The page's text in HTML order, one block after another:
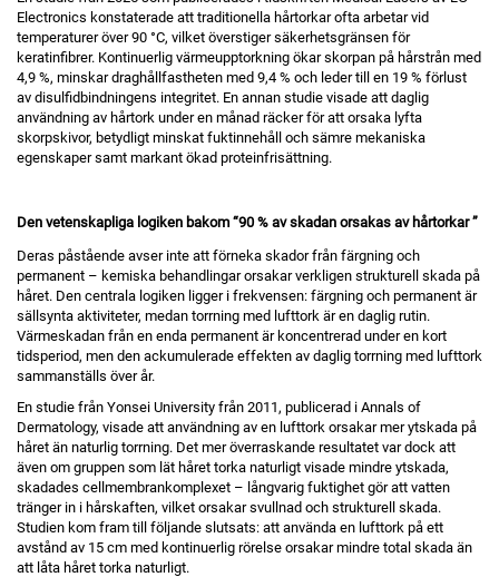
Electronics konstaterade att traditionella hårtorkar ofta arbetar vid
temperaturer över 90 °C, vilket överstiger säkerhetsgränsen för
keratinfibrer. Kontinuerlig värmeupptorkning ökar skorpan på hårstrån med
4,9 %, minskar draghållfastheten med 9,4 % och leder till en 19 % förlust
av disulfidbindningens integritet. En annan studie visade att daglig
användning av hårtork under en månad räcker för att orsaka lyfta
skorpskivor, betydligt minskat fuktinnehåll och sämre mekaniska
egenskaper samt markant ökad proteinfrisättning.
Den vetenskapliga logiken bakom “90 % av skadan orsakas av hårtorkar”
Deras påstående avser inte att förneka skador från färgning och
permanent – kemiska behandlingar orsakar verkligen strukturell skada på
håret. Den centrala logiken ligger i frekvensen: färgning och permanent är
sällsynta aktiviteter, medan torrning med lufttork är en daglig rutin.
Värmeskadan från en enda permanent är koncentrerad under en kort
tidsperiod, men den ackumulerade effekten av daglig torrning med lufttork
sammanställs över år.
En studie från Yonsei University från 2011, publicerad i Annals of
Dermatology, visade att användning av en lufttork orsakar mer ytskada på
håret än naturlig torrning. Det mer överraskande resultatet var dock att
även om gruppen som lät håret torka naturligt visade mindre ytskada,
skadades cellmembrankomplexet – långvarig fuktighet gör att vatten
tränger in i hårskaften, vilket orsakar svullnad och strukturell skada.
Studien kom fram till följande slutsats: att använda en lufttork på ett
avstånd av 15 cm med kontinuerlig rörelse orsakar mindre total skada än
att låta håret torka naturligt.